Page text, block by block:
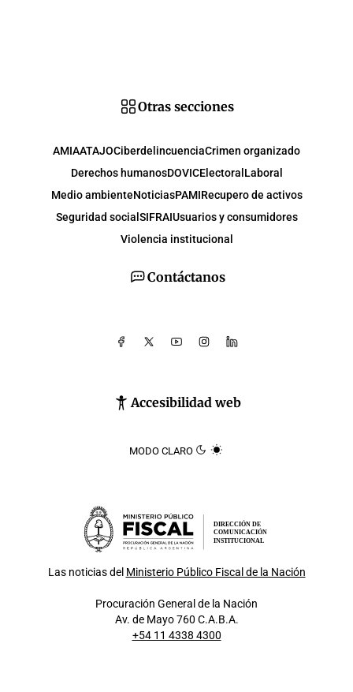
Contáctanos
Accesibilidad web
MODO CLARO
Otras secciones
AMIAATAJOCiberdelincuenciaCrimen organizado
Derechos humanosDOVICElectoral Laboral
Medio ambienteNoticiasPAMIRecupero de activos
Seguridad social SIFRAIUsuarios y consumidores
Violencia institucional
DIRECCIÓN DE
COMUNICACIÓN
INSTITUCIONAL
Las noticias del Ministerio Público Fiscal de la Nación
Procuración General de la Nación
Av. de Mayo 760 C.A.B.A.
+54 11 4338 4300